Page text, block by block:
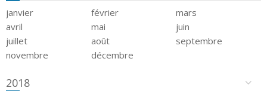
janvier février
mars
avril
mai
juin
juillet
août
septembre
novembre
décembre
2018